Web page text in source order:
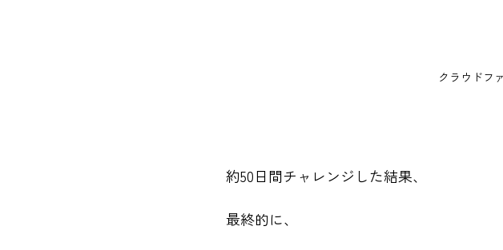
クラウドフ
約50日間チャレンジした結果、
最終的に、